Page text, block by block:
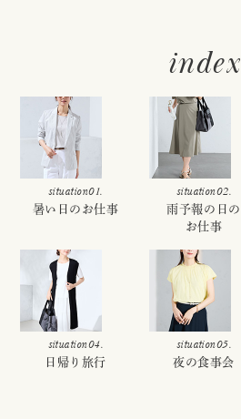
index
situation01.
暑い日のお仕事
situation02.
雨予報の日の
お仕事
situation04.
日帰り旅行
situation05.
夜の食事会